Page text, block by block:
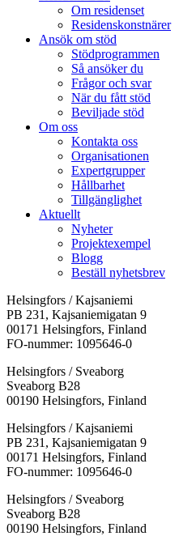
Om residenset
Residenskonstnärer
Ansök om stöd
Stödprogrammen
Så ansöker du
Frågor och svar
När du fått stöd
Beviljade stöd
Om oss
Kontakta oss
Organisationen
Expertgrupper
Hållbarhet
Tillgänglighet
Aktuellt
Nyheter
Projektexempel
Blogg
Beställ nyhetsbrev
Helsingfors / Kajsaniemi
PB 231, Kajsaniemigatan 9
00171 Helsingfors, Finland
FO-nummer: 1095646-0
Helsingfors / Sveaborg
Sveaborg B28
00190 Helsingfors, Finland
Facebook:
Öppnas
i
en
flik
Instagram:
Öppnas
i
en
flik
TikTok:
Öppnas
i
en
flik
Youtube:
Öppnas
i
en
flik
Vimeo:
Öppnas
i
en
flik
Helsingfors / Kajsaniemi
PB 231, Kajsaniemigatan 9
00171 Helsingfors, Finland
FO-nummer: 1095646-0
Helsingfors / Sveaborg
Sveaborg B28
00190 Helsingfors, Finland